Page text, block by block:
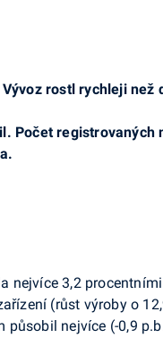
rostl rychleji než
Počet registrovaných
nejvíce 3,2
(růst výroby o
působil nejvíce (-0,9